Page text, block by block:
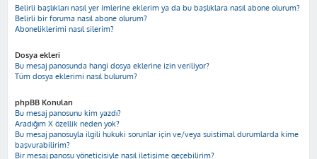
Belirli başlıkları nasıl yer imlerine eklerim ya da bu başlıklara nasıl abone olurum?
Belirli bir foruma nasıl abone olurum?
Aboneliklerimi nasıl silerim?
Dosya ekleri
Bu mesaj panosunda hangi dosya eklerine izin veriliyor?
Tüm dosya eklerimi nasıl bulurum?
phpBB Konuları
Bu mesaj panosunu kim yazdı?
Aradığım X özellik neden yok?
Bu mesaj panosuyla ilgili hukuki sorunlar için ve/veya suistimal durumlarda kime
başvurabilirim?
Bir mesaj panosu yöneticisiyle nasıl iletişime geçebilirim?